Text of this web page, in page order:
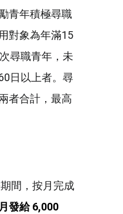
青年積極尋職
對象為年滿15
尋職青年，未
日以上者。尋
者合計，最高
間，按月完成
發給 6,000